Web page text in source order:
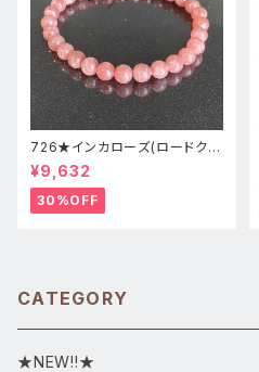
726★インカローズ(ロードクロ
サイト)★天然石ブレスレット新
品
¥9,632
30%OFF
CATEGORY
★NEW!!★